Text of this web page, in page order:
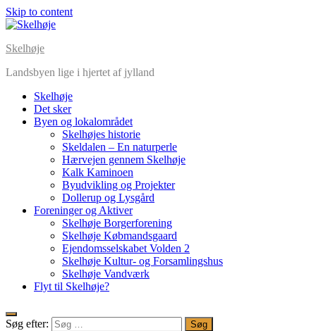
Skip to content
Skelhøje
Landsbyen lige i hjertet af jylland
Skelhøje
Det sker
Byen og lokalområdet
Skelhøjes historie
Skeldalen – En naturperle
Hærvejen gennem Skelhøje
Kalk Kaminoen
Byudvikling og Projekter
Dollerup og Lysgård
Foreninger og Aktiver
Skelhøje Borgerforening
Skelhøje Købmandsgaard
Ejendomsselskabet Volden 2
Skelhøje Kultur- og Forsamlingshus
Skelhøje Vandværk
Flyt til Skelhøje?
Søg efter: